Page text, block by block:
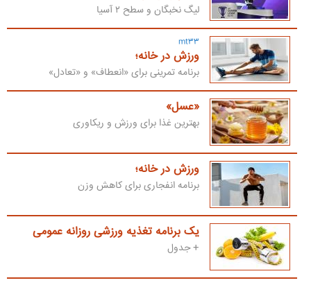
لیگ نخبگان و سطح ۲ آسیا
mt33
ورزش در خانه؛
برنامه تمرینی برای «انعطاف» و «تعادل»
«عسل»
بهترین غذا برای ورزش و ریکاوری
ورزش در خانه؛
برنامه انفجاری برای کاهش وزن
یک برنامه تغذیه ورزشی روزانه عمومی
+ جدول